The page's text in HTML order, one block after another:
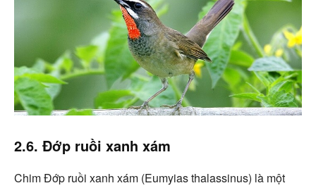
2.6. Đớp ruồi xanh xám
Chim Đớp ruồi xanh xám (Eumyias thalassinus) là một